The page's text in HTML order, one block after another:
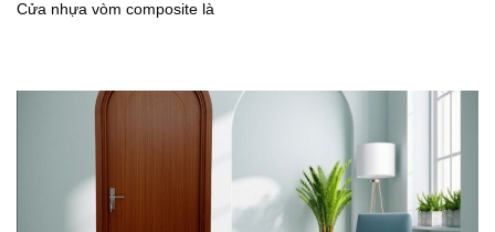
Cửa nhựa vòm composite là